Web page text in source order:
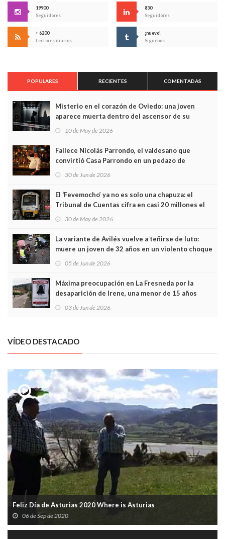
19900
Seguidores
830
Seguidores
+ 6200
Lectores diarios
¡nuevo!
Síguenos
POPULARES RECIENTES COMENTADAS
Misterio en el corazón de Oviedo: una joven
aparece muerta dentro del ascensor de su
edificio y las cámaras captan sus últimos minutos
10 de May de 2026
Fallece Nicolás Parrondo, el valdesano que
convirtió Casa Parrondo en un pedazo de
Asturias en Madrid
30 de Jun de 2026
El ‘Fevemocho’ ya no es solo una chapuza: el
Tribunal de Cuentas cifra en casi 20 millones el
sobrecoste de los trenes que no cabían por los
30 de May de 2026
La variante de Avilés vuelve a teñirse de luto:
muere un joven de 32 años en un violento choque
frontal
05 de Jun de 2026
Máxima preocupación en La Fresneda por la
desaparición de Irene, una menor de 15 años
03 de Jun de 2026
VÍDEO DESTACADO
Feliz Día de Asturias 2020 Where is Asturias
06 de Sep de 2020